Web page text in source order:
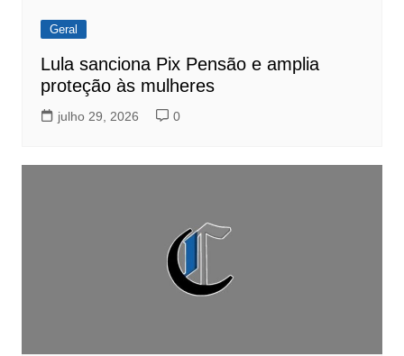
Geral
Lula sanciona Pix Pensão e amplia
proteção às mulheres
julho 29, 2026 0